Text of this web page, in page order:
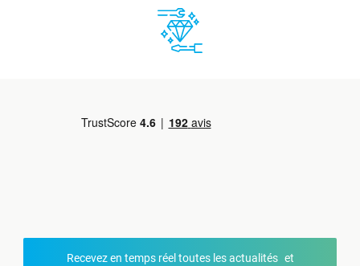
Recevez en temps réel toutes les actualités et